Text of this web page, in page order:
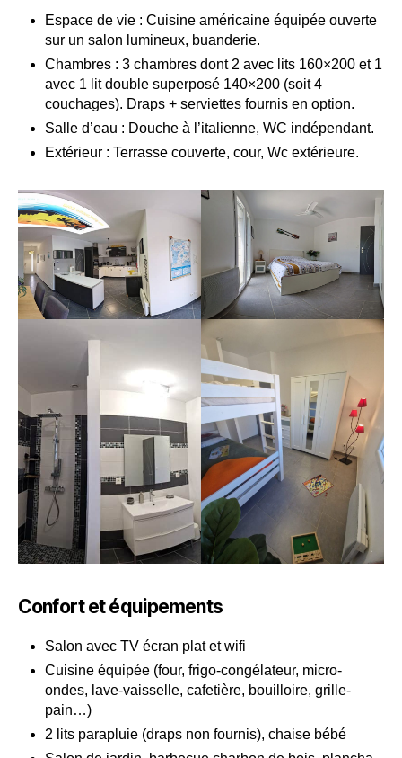
Espace de vie : Cuisine américaine équipée ouverte
sur un salon lumineux, buanderie.
Chambres : 3 chambres dont 2 avec lits 160×200 et 1
avec 1 lit double superposé 140×200 (soit 4
couchages). Draps + serviettes fournis en option.
Salle d’eau : Douche à l’italienne, WC indépendant.
Extérieur : Terrasse couverte, cour, Wc extérieure.
Confort et équipements
Salon avec TV écran plat et wifi
Cuisine équipée (four, frigo-congélateur, micro-
ondes, lave-vaisselle, cafetière, bouilloire, grille-
pain…)
2 lits parapluie (draps non fournis), chaise bébé